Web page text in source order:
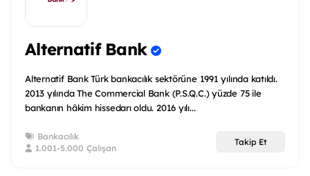
Alternatif Bank
Alternatif Bank Türk bankacılık sektörüne 1991 yılında katıldı.
2013 yılında The Commercial Bank (P.S.Q.C.) yüzde 75 ile
bankanın hâkim hissedarı oldu. 2016 yılı...
Bankacılık
1.001-5.000 Çalışan
Takip Et